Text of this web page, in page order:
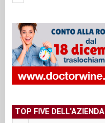
TOP FIVE DELL'AZIENDA